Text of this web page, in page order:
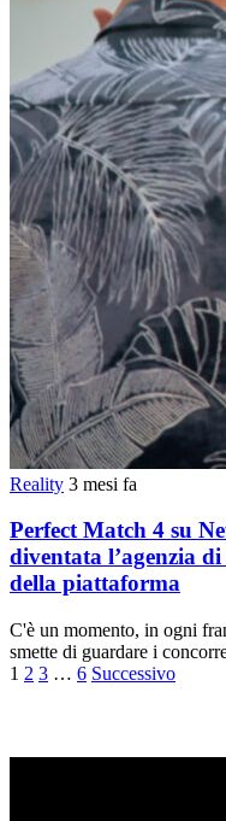
Reality 3 mesi fa
Perfect Match 4 su
diventata l’agenzia
della piattaforma
C'è un momento, in ogni
smette di guardare i
Paginazione
1 2 3 … 6 Successivo